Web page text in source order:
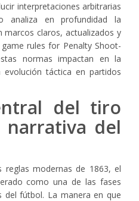
interpretaciones arbitrarias
analiza en profundidad la
claros, actualizados y
game rules for Penalty Shoot-
normas impactan en la
táctica en partidos
del tiro
del
reglas modernas de 1863, el
como una de las fases
del fútbol. La manera en que